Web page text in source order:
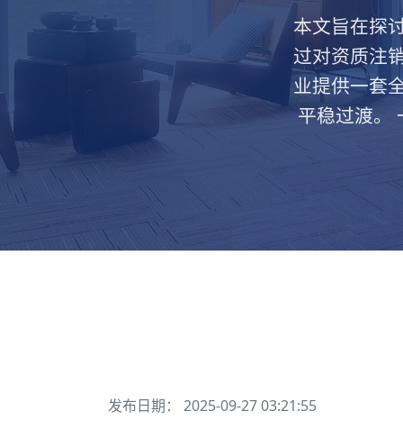
本文旨在探
过对资质注
业提供一套
平稳过渡。
发布日期： 2025-09-27 03:21:55